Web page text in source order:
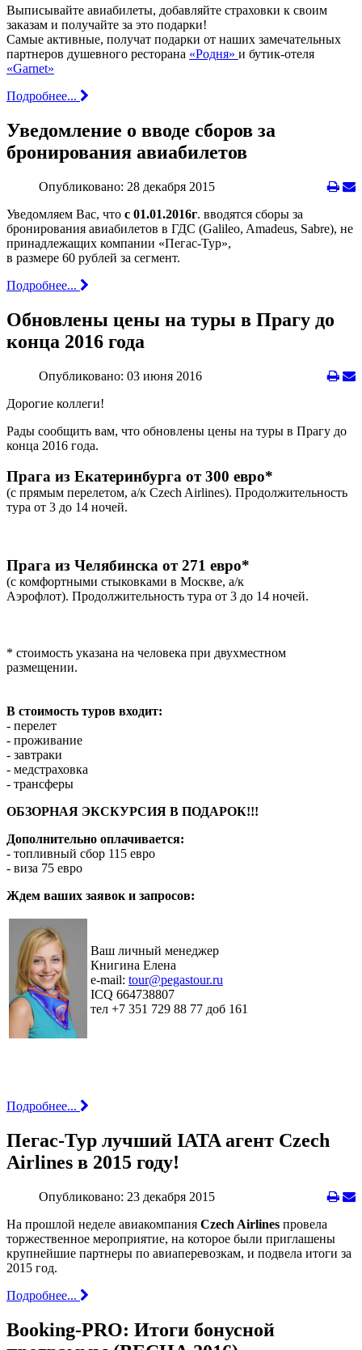
Выписывайте авиабилеты, добавляйте страховки к своим
заказам и получайте за это подарки!
Самые активные, получат подарки от наших замечательных
партнеров душевного ресторана «Родня» и бутик-отеля
«Garnet»
Подробнее...
Уведомление о вводе сборов за
бронирования авиабилетов
Опубликовано: 28 декабря 2015
Уведомляем Вас, что с 01.01.2016г. вводятся сборы за
бронирования авиабилетов в ГДС (Galileo, Amadeus, Sabre), не
принадлежащих компании «Пегас-Тур»,
в размере 60 рублей за сегмент.
Подробнее...
Обновлены цены на туры в Прагу до
конца 2016 года
Опубликовано: 03 июня 2016
Дорогие коллеги!
Рады сообщить вам, что обновлены цены на туры в Прагу до
конца 2016 года.
Прага из Екатеринбурга от 300 евро*
(с прямым перелетом, а/к Czech Airlines). Продолжительность
тура от 3 до 14 ночей.
Прага из Челябинска от 271 евро*
(с комфортными стыковками в Москве, а/к
Аэрофлот). Продолжительность тура от 3 до 14 ночей.
* стоимость указана на человека при двухместном
размещении.
В стоимость туров входит:
- перелет
- проживание
- завтраки
- медстраховка
- трансферы
ОБЗОРНАЯ ЭКСКУРСИЯ В ПОДАРОК!!!
Дополнительно оплачивается:
- топливный сбор 115 евро
- виза 75 евро
Ждем ваших заявок и запросов:
Ваш личный менеджер
Книгина Елена
e-mail: tour@pegastour.ru
ICQ 664738807
тел +7 351 729 88 77 доб 161
Подробнее...
Пегас-Тур лучший IATA агент Czech
Airlines в 2015 году!
Опубликовано: 23 декабря 2015
На прошлой неделе авиакомпания Czech Airlines провела
торжественное мероприятие, на которое были приглашены
крупнейшие партнеры по авиаперевозкам, и подвела итоги за
2015 год.
Подробнее...
Booking-PRO: Итоги бонусной